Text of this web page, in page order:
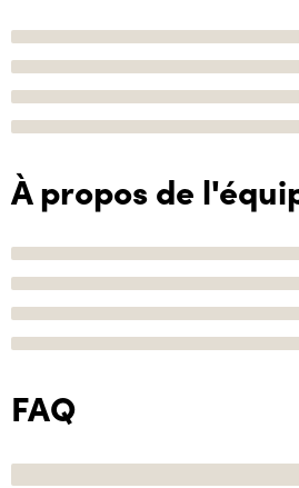
À propos de
FAQ